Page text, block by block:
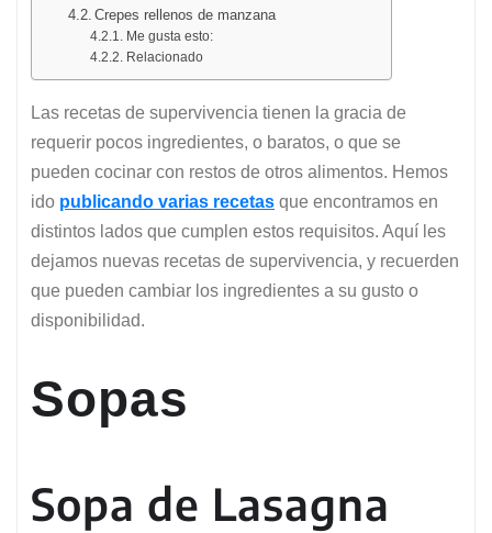
Crepes rellenos de manzana
Me gusta esto:
Relacionado
Las recetas de supervivencia tienen la gracia de
requerir pocos ingredientes, o baratos, o que se
pueden cocinar con restos de otros alimentos. Hemos
ido publicando varias recetas que encontramos en
distintos lados que cumplen estos requisitos. Aquí les
dejamos nuevas recetas de supervivencia, y recuerden
que pueden cambiar los ingredientes a su gusto o
disponibilidad.
Sopas
Sopa de Lasagna